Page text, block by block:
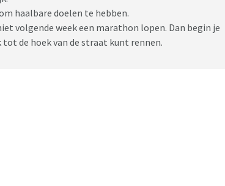
haalbare doelen te hebben.
volgende week een marathon lopen. Dan begin je
de hoek van de straat kunt rennen.